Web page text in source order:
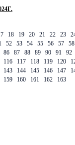
18 19 20 21 22 23
52 53 54 55 56 57 58
86 87 88 89 90 91 92
116 117 118 119 120
143 144 145 146 147
159
160 161 162 163